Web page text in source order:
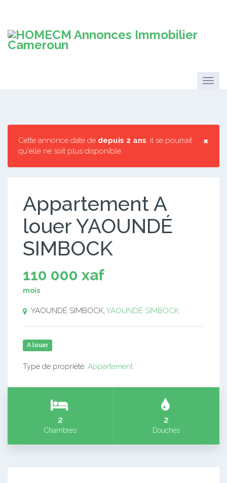
×
Cette annonce date de depuis 2 ans, il se pourrait
qu'elle ne soit plus disponible.
Appartement A
louer YAOUNDÉ
SIMBOCK
110 000 xaf
mois
YAOUNDÉ SIMBOCK, YAOUNDÉ SIMBOCK
A louer
Type de propriété: Appartement
2
Chambres
2
Douches